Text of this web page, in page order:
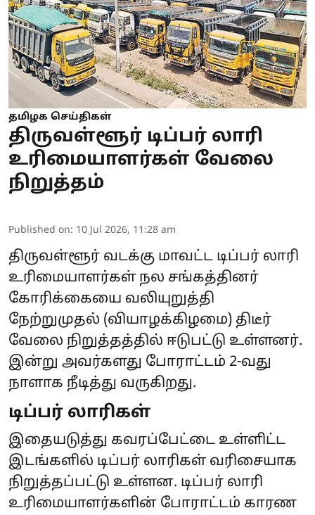
தமிழக செய்திகள்
திருவள்ளூர் டிப்பர் லாரி
உரிமையாளர்கள் வேலை
நிறுத்தம்
Published on: 10 Jul 2026, 11:28 am
திருவள்ளூர் வடக்கு மாவட்ட டிப்பர் லாரி
உரிமையாளர்கள் நல சங்கத்தினர்
கோரிக்கையை வலியுறுத்தி
நேற்றுமுதல் (வியாழக்கிழமை) திடீர்
வேலை நிறுத்தத்தில் ஈடுபட்டு உள்ளனர்.
இன்று அவர்களது போராட்டம் 2-வது
நாளாக நீடித்து வருகிறது.
டிப்பர் லாரிகள்
இதையடுத்து கவரப்பேட்டை உள்ளிட்ட
இடங்களில் டிப்பர் லாரிகள் வரிசையாக
நிறுத்தப்பட்டு உள்ளன. டிப்பர் லாரி
உரிமையாளர்களின் போராட்டம் காரண